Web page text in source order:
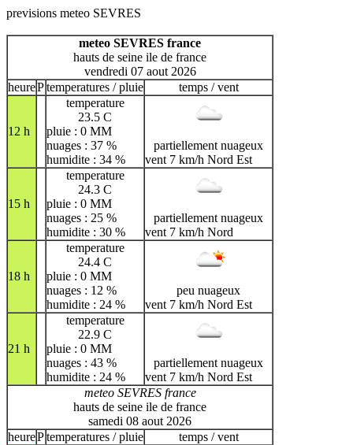
previsions meteo SEVRES
meteo SEVRES france
hauts de seine ile de france
vendredi 07 aout 2026
heurePtemperatures / pluie temps / vent
12 h
temperature
23.5 C
pluie : 0 MM
nuages : 37 %
humidite : 34 %
partiellement nuageux
vent 7 km/h Nord Est
15 h
temperature
24.3 C
pluie : 0 MM
nuages : 25 %
humidite : 30 %
partiellement nuageux
vent 7 km/h Nord
18 h
temperature
24.4 C
pluie : 0 MM
nuages : 12 %
humidite : 24 %
peu nuageux
vent 7 km/h Nord Est
21 h
temperature
22.9 C
pluie : 0 MM
nuages : 43 %
humidite : 24 %
partiellement nuageux
vent 7 km/h Nord Est
meteo SEVRES france
hauts de seine ile de france
samedi 08 aout 2026
heurePtemperatures / pluie temps / vent